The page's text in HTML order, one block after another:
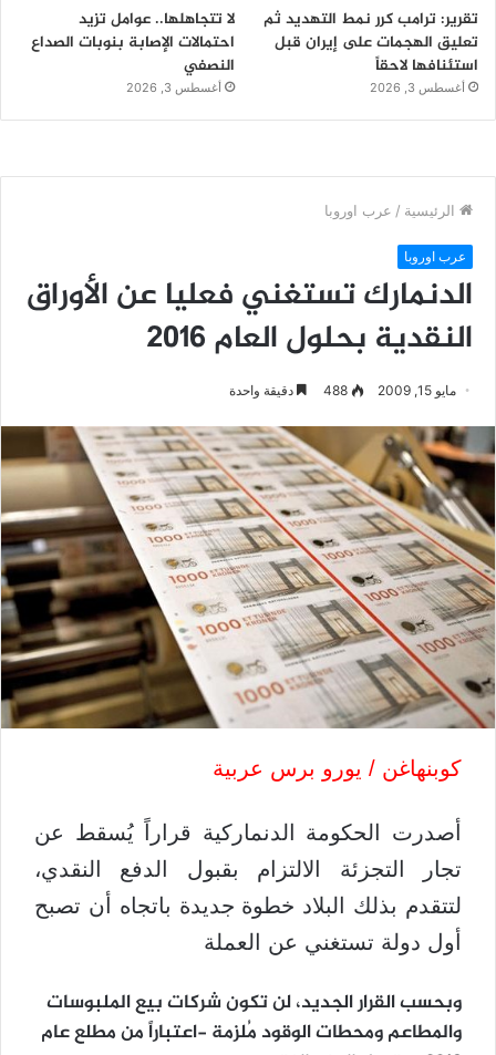
تقرير: ترامب كرر نمط التهديد ثم
تعليق الهجمات على إيران قبل
استئنافها لاحقاً
أغسطس 3, 2026
لا تتجاهلها.. عوامل تزيد
احتمالات الإصابة بنوبات الصداع
النصفي
أغسطس 3, 2026